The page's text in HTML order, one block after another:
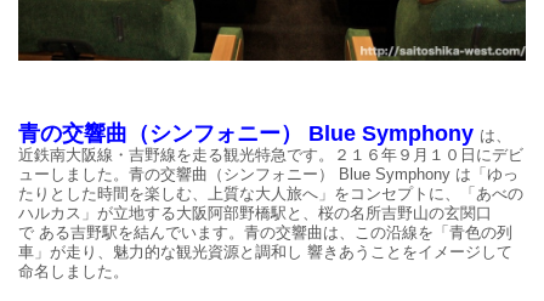
青の交響曲（シンフォニー） Blue Symphony は、
近鉄南大阪線・吉野線を走る観光特急です。２１６年９月１０日にデビ
ューしました。青の交響曲（シンフォニー） Blue Symphony は「ゆっ
たりとした時間を楽しむ、上質な大人旅へ」をコンセプトに、「あべの
ハルカス」が立地する大阪阿部野橋駅と、桜の名所吉野山の玄関口
で ある吉野駅を結んでいます。青の交響曲は、この沿線を「青色の列
車」が走り、魅力的な観光資源と調和し 響きあうことをイメージして
命名しました。